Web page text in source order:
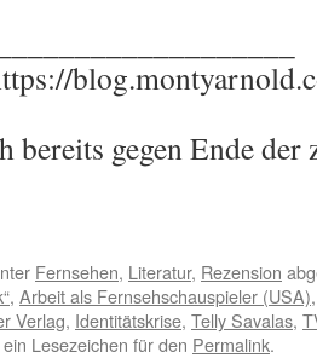
bereits gegen Ende der
Fernsehen, Literatur, Rezension
, Arbeit als Fernsehschauspieler (USA)
Verlag, Identitätskrise, Telly Savalas,
Lesezeichen für den Permalink.